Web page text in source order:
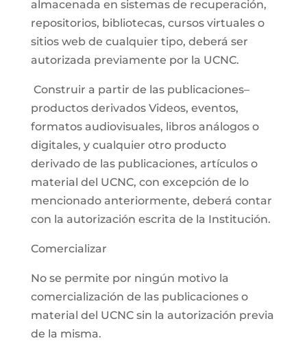
almacenada en sistemas de recuperación,
repositorios, bibliotecas, cursos virtuales o
sitios web de cualquier tipo, deberá ser
autorizada previamente por la UCNC.
Construir a partir de las publicaciones–
productos derivados Videos, eventos,
formatos audiovisuales, libros análogos o
digitales, y cualquier otro producto
derivado de las publicaciones, artículos o
material del UCNC, con excepción de lo
mencionado anteriormente, deberá contar
con la autorización escrita de la Institución.
Comercializar
No se permite por ningún motivo la
comercialización de las publicaciones o
material del UCNC sin la autorización previa
de la misma.